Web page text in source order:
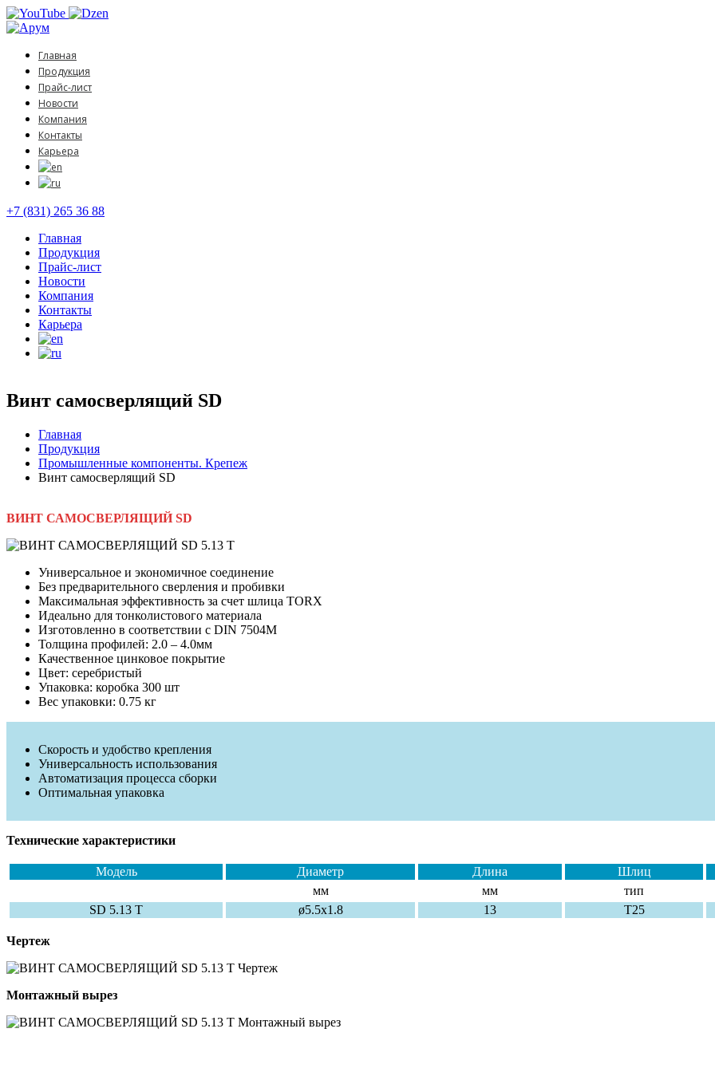
Главная
Продукция
Прайс-лист
Новости
Компания
Контакты
Карьера
+7 (831) 265 36 88
Главная
Продукция
Прайс-лист
Новости
Компания
Контакты
Карьера
Винт самосверлящий SD
Главная
Продукция
Промышленные компоненты. Крепеж
Винт самосверлящий SD
ВИНТ САМОСВЕРЛЯЩИЙ SD
Универсальное и экономичное соединение
Без предварительного сверления и пробивки
Максимальная эффективность за счет шлица TORX
Идеально для тонколистового материала
Изготовленно в соответствии с DIN 7504M
Толщина профилей: 2.0 – 4.0мм
Качественное цинковое покрытие
Цвет: серебристый
Упаковка: коробка 300 шт
Вес упаковки: 0.75 кг
Скорость и удобство крепления
Универсальность использования
Автоматизация процесса сборки
Оптимальная упаковка
Технические характеристики
Модель Диаметр Длина Шлиц
мм
мм тип
SD 5.13 T
ø5.5х1.8 13 T25
Чертеж
Монтажный вырез